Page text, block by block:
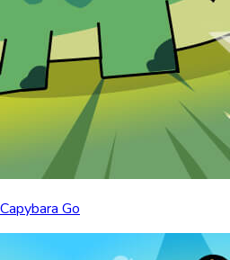
Capybara Go